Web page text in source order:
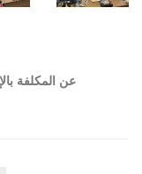
عن المكلفة